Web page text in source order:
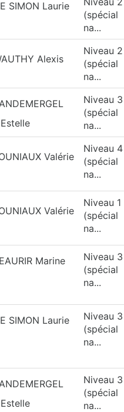
SIMON Laurie
(spécial
na...
Alexis
Niveau 2
(spécial
na...
Niveau 3
(spécial
na...
Valérie
Niveau 4
(spécial
na...
Valérie
Niveau 1
(spécial
na...
Marine
Niveau 3
(spécial
na...
SIMON Laurie
Niveau 3
(spécial
na...
Niveau 3
(spécial
na...